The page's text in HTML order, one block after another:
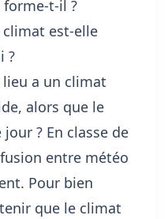
t-il ?
est-elle
?
lieu a un climat
alors que le
? En classe de
entre météo
Pour bien
que le climat